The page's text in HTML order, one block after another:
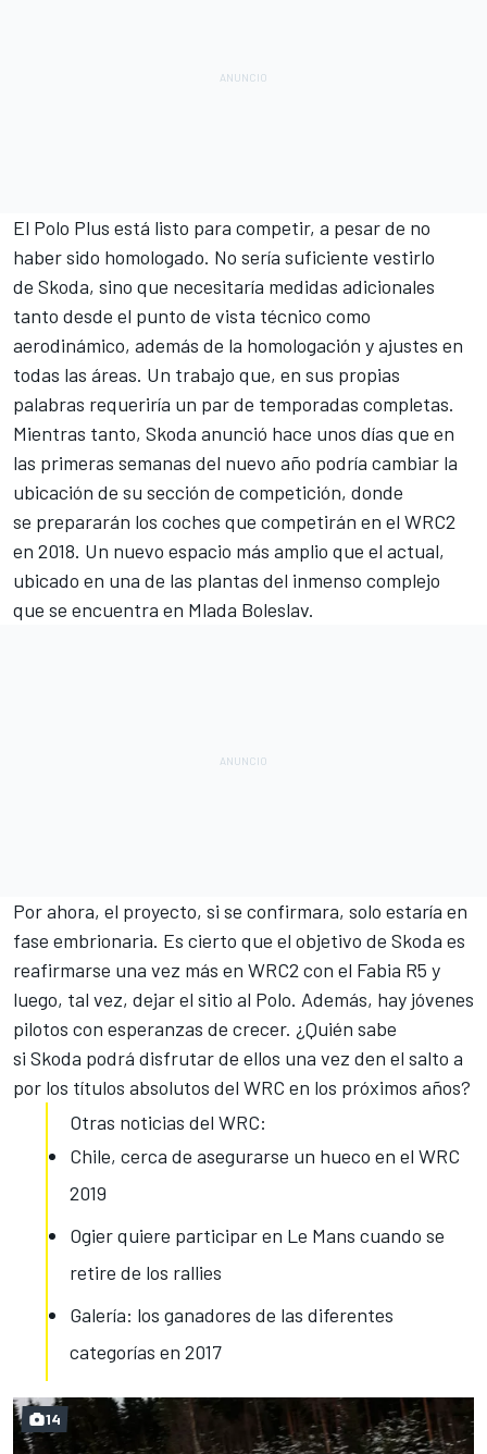
El Polo Plus está listo para competir, a pesar de no
haber sido homologado. No sería suficiente vestirlo
de Skoda, sino que necesitaría medidas adicionales
tanto desde el punto de vista técnico como
aerodinámico, además de la homologación y ajustes en
todas las áreas. Un trabajo que, en sus propias
palabras requeriría un par de temporadas completas.
Mientras tanto, Skoda anunció hace unos días que en
las primeras semanas del nuevo año podría cambiar la
ubicación de su sección de competición, donde
se prepararán los coches que competirán en el WRC2
en 2018. Un nuevo espacio más amplio que el actual,
ubicado en una de las plantas del inmenso complejo
que se encuentra en Mlada Boleslav.
Por ahora, el proyecto, si se confirmara, solo estaría en
fase embrionaria. Es cierto que el objetivo de Skoda es
reafirmarse una vez más en WRC2 con el Fabia R5 y
luego, tal vez, dejar el sitio al Polo. Además, hay jóvenes
pilotos con esperanzas de crecer. ¿Quién sabe
si Skoda podrá disfrutar de ellos una vez den el salto a
por los títulos absolutos del WRC en los próximos años?
Otras noticias del WRC:
Chile, cerca de asegurarse un hueco en el WRC
2019
Ogier quiere participar en Le Mans cuando se
retire de los rallies
Galería: los ganadores de las diferentes
categorías en 2017
14